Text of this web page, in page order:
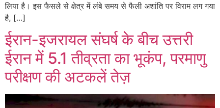
लिया है। इस फैसले से क्षेत्र में लंबे समय से फैली अशांति पर विराम लग गया
है, […]
ईरान-इजरायल संघर्ष के बीच उत्तरी
ईरान में 5.1 तीव्रता का भूकंप, परमाणु
परीक्षण की अटकलें तेज़